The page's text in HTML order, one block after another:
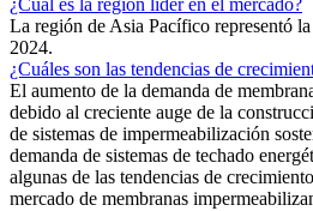
¿Cuál es la región líder en el mercado?
La región de Asia Pacífico representó
2024.
¿Cuáles son las tendencias de
El aumento de la demanda de
debido al creciente auge de la
de sistemas de impermeabilización
demanda de sistemas de techado
algunas de las tendencias de
mercado de membranas